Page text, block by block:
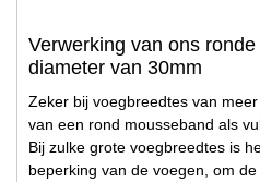
Verwerking van ons
diameter van 30mm
Zeker bij voegbreedtes van
van een rond mousseband als
Bij zulke grote voegbreedtes is
beperking van de voegen, om